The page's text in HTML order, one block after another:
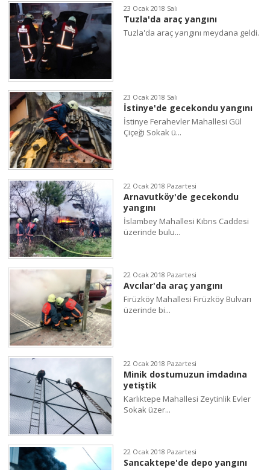
23 Ocak 2018 Salı
Tuzla'da araç yangını
Tuzla'da araç yangını meydana geldi.
23 Ocak 2018 Salı
İstinye'de gecekondu yangını
İstinye Ferahevler Mahallesi Gül
Çiçeği Sokak ü...
22 Ocak 2018 Pazartesi
Arnavutköy'de gecekondu
yangını
İslambey Mahallesi Kıbrıs Caddesi
üzerinde bulu...
22 Ocak 2018 Pazartesi
Avcılar'da araç yangını
Firüzköy Mahallesi Firüzköy Bulvarı
üzerinde bi...
22 Ocak 2018 Pazartesi
Minik dostumuzun imdadına
yetiştik
Karlıktepe Mahallesi Zeytinlik Evler
Sokak üzer...
22 Ocak 2018 Pazartesi
Sancaktepe'de depo yangını